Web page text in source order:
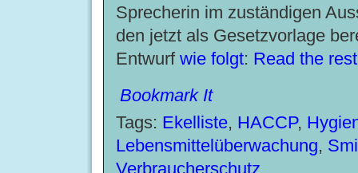
Sprecherin im zuständigen
den jetzt als Gesetzvorlage
Entwurf wie folgt: Read the
Bookmark It
Tags: Ekelliste, HACCP,
Lebensmittelüberwachung,
Verbraucherschutz